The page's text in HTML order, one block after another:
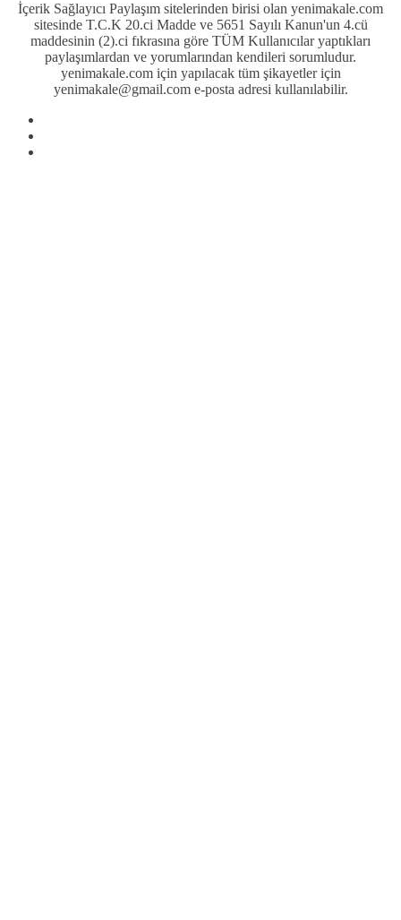
İçerik Sağlayıcı Paylaşım sitelerinden birisi olan yenimakale.com
sitesinde T.C.K 20.ci Madde ve 5651 Sayılı Kanun'un 4.cü
maddesinin (2).ci fıkrasına göre TÜM Kullanıcılar yaptıkları
paylaşımlardan ve yorumlarından kendileri sorumludur.
yenimakale.com için yapılacak tüm şikayetler için
yenimakale@gmail.com e-posta adresi kullanılabilir.